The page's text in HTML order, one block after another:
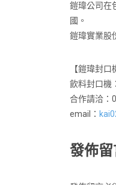
鎧瑋公司在
國。
鎧瑋實業股
【鎧瑋封口
飲料封口機：
合作請洽：
email：
發佈